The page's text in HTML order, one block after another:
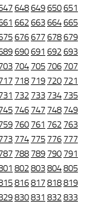
648649650651
662663664665
676677678679
690691 692693
704 705 706 707
718 719 720 721
732 733 734 735
746 747 748 749
760 761 762 763
774 775 776 777
788 789 790 791
802803804805
816817818819
830831 832833